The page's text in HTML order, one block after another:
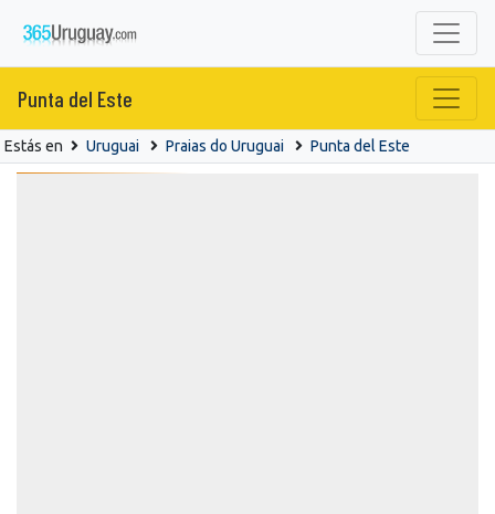
Punta del Este
Estás en Uruguai Praias do Uruguai Punta del Este